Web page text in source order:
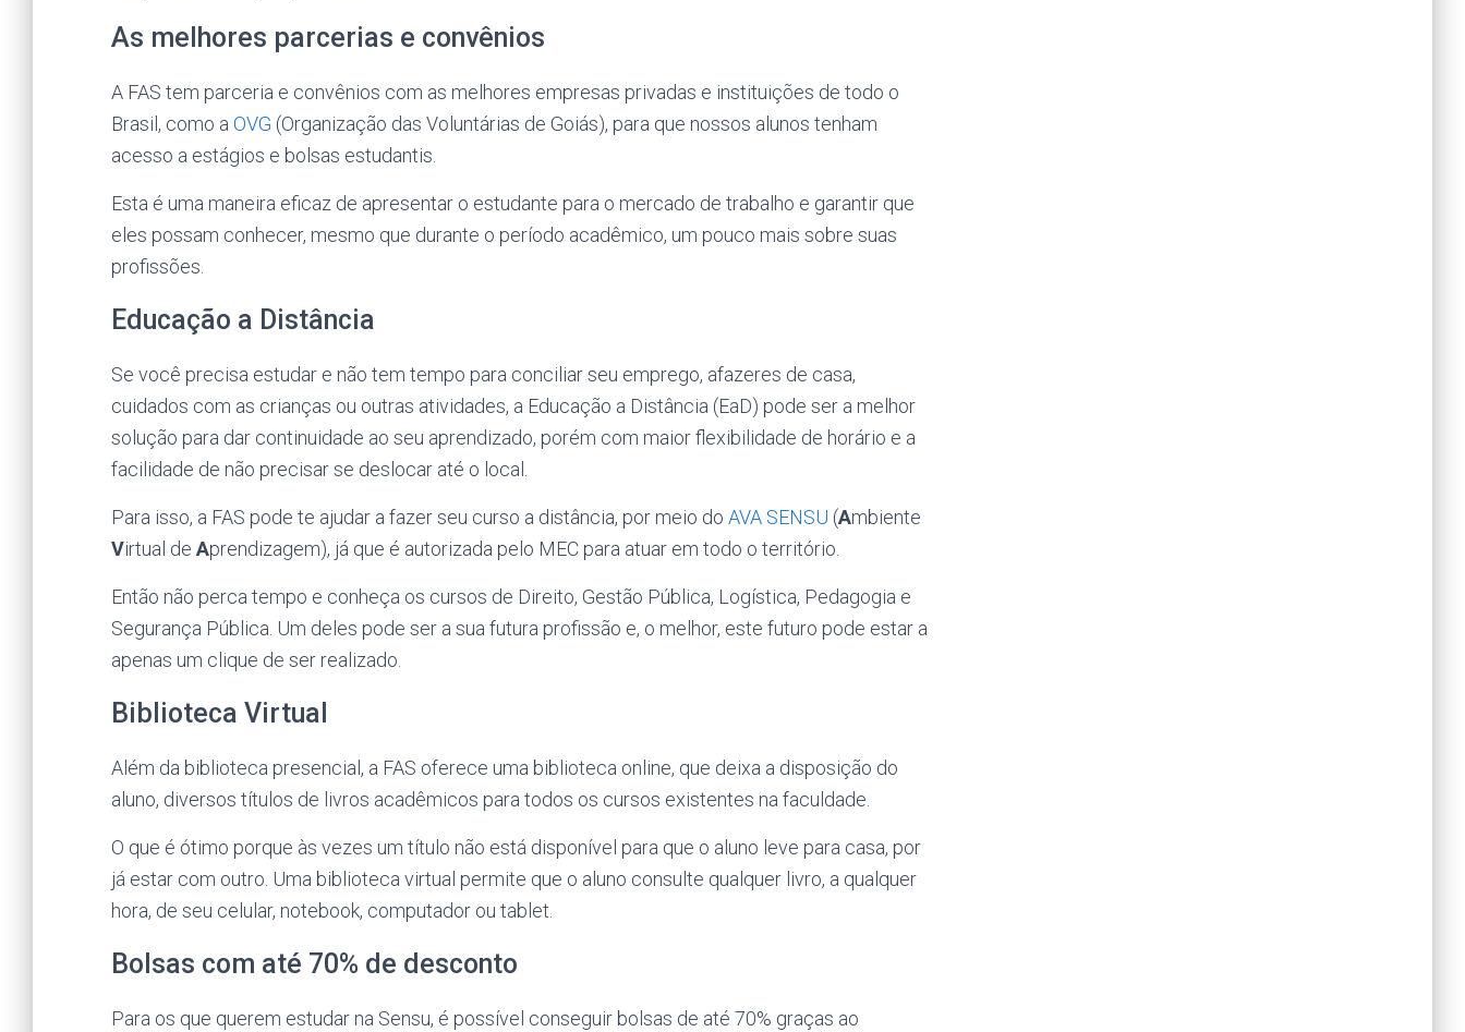
As melhores parcerias e convênios
A FAS tem parceria e convênios com as melhores empresas privadas e instituições de todo o
Brasil, como a OVG (Organização das Voluntárias de Goiás), para que nossos alunos tenham
acesso a estágios e bolsas estudantis.
Esta é uma maneira eficaz de apresentar o estudante para o mercado de trabalho e garantir que
eles possam conhecer, mesmo que durante o período acadêmico, um pouco mais sobre suas
profissões.
Educação a Distância
Se você precisa estudar e não tem tempo para conciliar seu emprego, afazeres de casa,
cuidados com as crianças ou outras atividades, a Educação a Distância (EaD) pode ser a melhor
solução para dar continuidade ao seu aprendizado, porém com maior flexibilidade de horário e a
facilidade de não precisar se deslocar até o local.
Para isso, a FAS pode te ajudar a fazer seu curso a distância, por meio do AVA SENSU (Ambiente
Virtual de Aprendizagem), já que é autorizada pelo MEC para atuar em todo o território.
Então não perca tempo e conheça os cursos de Direito, Gestão Pública, Logística, Pedagogia e
Segurança Pública. Um deles pode ser a sua futura profissão e, o melhor, este futuro pode estar a
apenas um clique de ser realizado.
Biblioteca Virtual
Além da biblioteca presencial, a FAS oferece uma biblioteca online, que deixa a disposição do
aluno, diversos títulos de livros acadêmicos para todos os cursos existentes na faculdade.
O que é ótimo porque às vezes um título não está disponível para que o aluno leve para casa, por
já estar com outro. Uma biblioteca virtual permite que o aluno consulte qualquer livro, a qualquer
hora, de seu celular, notebook, computador ou tablet.
Bolsas com até 70% de desconto
Para os que querem estudar na Sensu, é possível conseguir bolsas de até 70% graças ao